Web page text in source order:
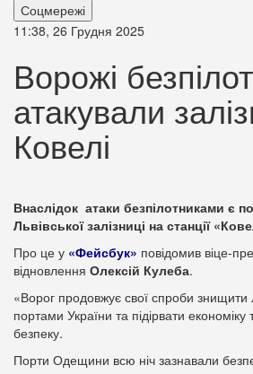
Соцмережі
11:38, 26 Грудня 2025
Ворожі
атакували
Ковелі
Внаслідок атаки безпілотниками є
Львівської залізниці на станції
Про це у «Фейсбук» повідомив віце-
відновлення Олексій Кулеба.
«Ворог продовжує свої спроби знищити
портами України та підірвати
безпеку.
Порти Одещини всю ніч зазнавали